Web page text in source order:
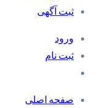
ثبت آگهی
ورود
ثبت نام
صفحه اصلی